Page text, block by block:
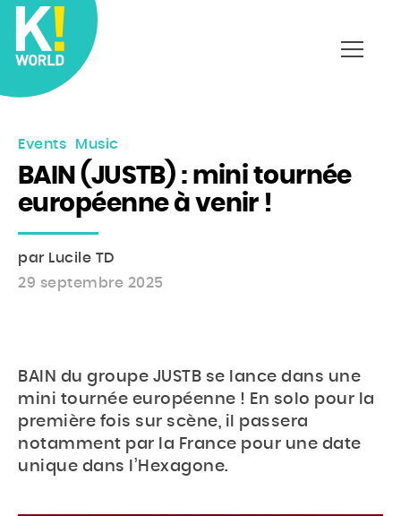
Events Music
BAIN (JUSTB) : mini tournée
européenne à venir !
par Lucile TD
29 septembre 2025
BAIN du groupe JUSTB se lance dans une
mini tournée européenne ! En solo pour la
première fois sur scène, il passera
notamment par la France pour une date
unique dans l’Hexagone.